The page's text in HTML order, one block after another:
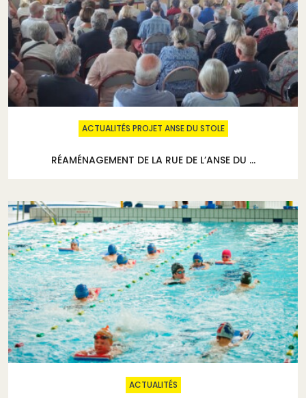
ACTUALITÉS PROJET ANSE DU STOLE
RÉAMÉNAGEMENT DE LA RUE DE L’ANSE DU ...
ACTUALITÉS